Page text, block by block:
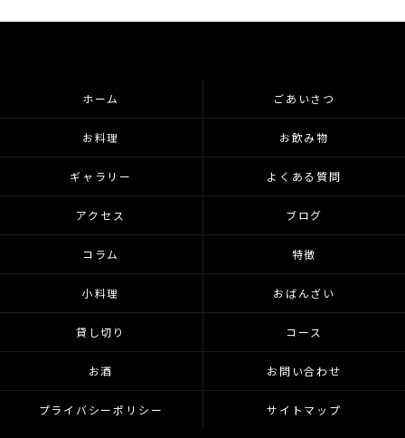
ホーム ごあいさつ
お料理 お飲み物
ギャラリー よくある質問
アクセス ブログ
コラム 特徴
小料理 おばんざい
貸し切り コース
お酒 お問い合わせ
プライバシーポリシー サイトマップ